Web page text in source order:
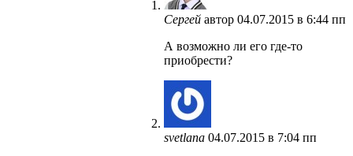
Сергей автор 04.07.2015 в 6:44 пп
А возможно ли его где-то
приобрести?
svetlana 04.07.2015 в 7:04 пп